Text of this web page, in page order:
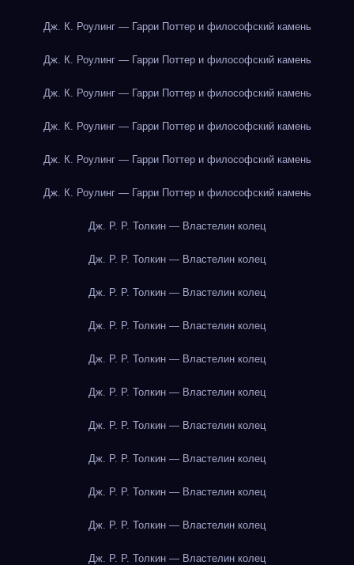
Дж. К. Роулинг — Гарри Поттер и философский камень
Дж. К. Роулинг — Гарри Поттер и философский камень
Дж. К. Роулинг — Гарри Поттер и философский камень
Дж. К. Роулинг — Гарри Поттер и философский камень
Дж. К. Роулинг — Гарри Поттер и философский камень
Дж. К. Роулинг — Гарри Поттер и философский камень
Дж. Р. Р. Толкин — Властелин колец
Дж. Р. Р. Толкин — Властелин колец
Дж. Р. Р. Толкин — Властелин колец
Дж. Р. Р. Толкин — Властелин колец
Дж. Р. Р. Толкин — Властелин колец
Дж. Р. Р. Толкин — Властелин колец
Дж. Р. Р. Толкин — Властелин колец
Дж. Р. Р. Толкин — Властелин колец
Дж. Р. Р. Толкин — Властелин колец
Дж. Р. Р. Толкин — Властелин колец
Дж. Р. Р. Толкин — Властелин колец